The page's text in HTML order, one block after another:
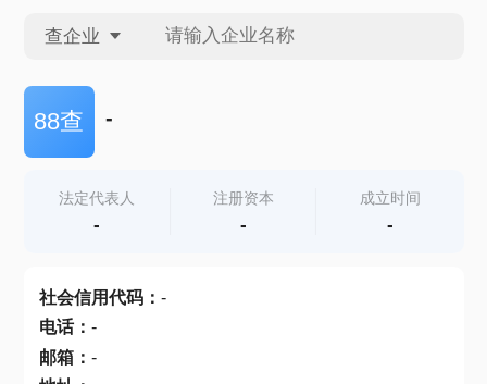
查企业
查企业
查产地
88查 -
法定代表人
-
注册资本
-
成立时间
-
社会信用代码： -
电话： -
邮箱： -